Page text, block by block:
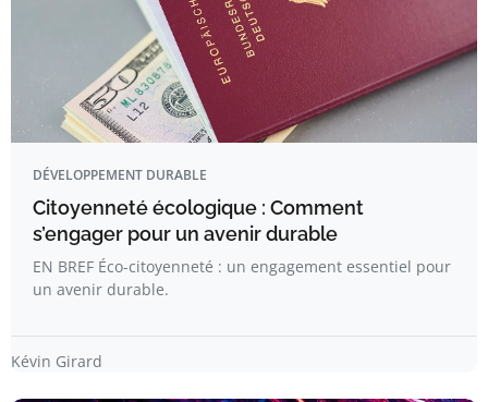
DÉVELOPPEMENT DURABLE
Citoyenneté écologique : Comment
s’engager pour un avenir durable
EN BREF Éco-citoyenneté : un engagement essentiel pour
un avenir durable.
Kévin Girard